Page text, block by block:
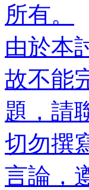
所有。
由於本
故不能
題，請
切勿撰
言論，